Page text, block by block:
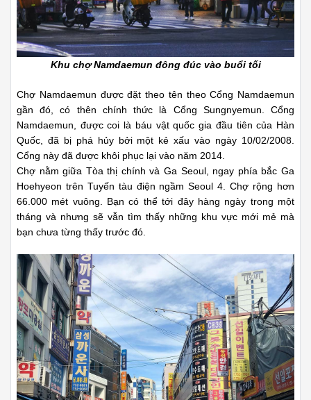
Khu chợ Namdaemun đông đúc vào buổi tối
Chợ Namdaemun được đặt theo tên theo Cổng Namdaemun
gần đó, có thên chính thức là Cổng Sungnyemun. Cổng
Namdaemun, được coi là báu vật quốc gia đầu tiên của Hàn
Quốc, đã bị phá hủy bởi một kẻ xấu vào ngày 10/02/2008.
Cổng này đã được khôi phục lại vào năm 2014.
Chợ nằm giữa Tòa thị chính và Ga Seoul, ngay phía bắc Ga
Hoehyeon trên Tuyến tàu điện ngầm Seoul 4. Chợ rộng hơn
66.000 mét vuông. Bạn có thể tới đây hàng ngày trong một
tháng và nhưng sẽ vẫn tìm thấy những khu vực mới mẻ mà
bạn chưa từng thấy trước đó.